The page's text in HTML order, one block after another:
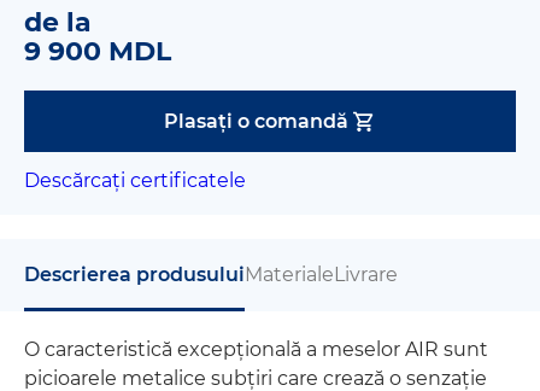
de la
9 900 MDL
Plasați o comandă
Descărcați certificatele
Descrierea produsuluiMaterialeLivrare
O caracteristică excepțională a meselor AIR sunt
picioarele metalice subțiri care crează o senzație